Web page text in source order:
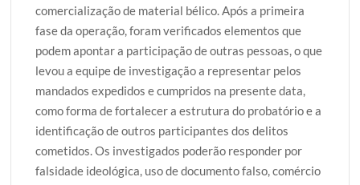
comercialização de material bélico. Após a primeira
fase da operação, foram verificados elementos que
podem apontar a participação de outras pessoas, o que
levou a equipe de investigação a representar pelos
mandados expedidos e cumpridos na presente data,
como forma de fortalecer a estrutura do probatório e a
identificação de outros participantes dos delitos
cometidos. Os investigados poderão responder por
falsidade ideológica, uso de documento falso, comércio